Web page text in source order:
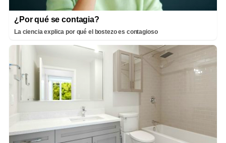
¿Por qué se contagia?
La ciencia explica por qué el bostezo es contagioso